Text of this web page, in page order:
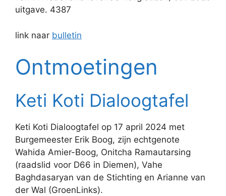
uitgave. 4387
link naar bulletin
Ontmoetingen
Keti Koti Dialoogtafel
Keti Koti Dialoogtafel op 17 april 2024 met
Burgemeester Erik Boog, zijn echtgenote
Wahida Amier-Boog, Onitcha Ramautarsing
(raadslid voor D66 in Diemen), Vahe
Baghdasaryan van de Stichting en Arianne van
der Wal (GroenLinks).